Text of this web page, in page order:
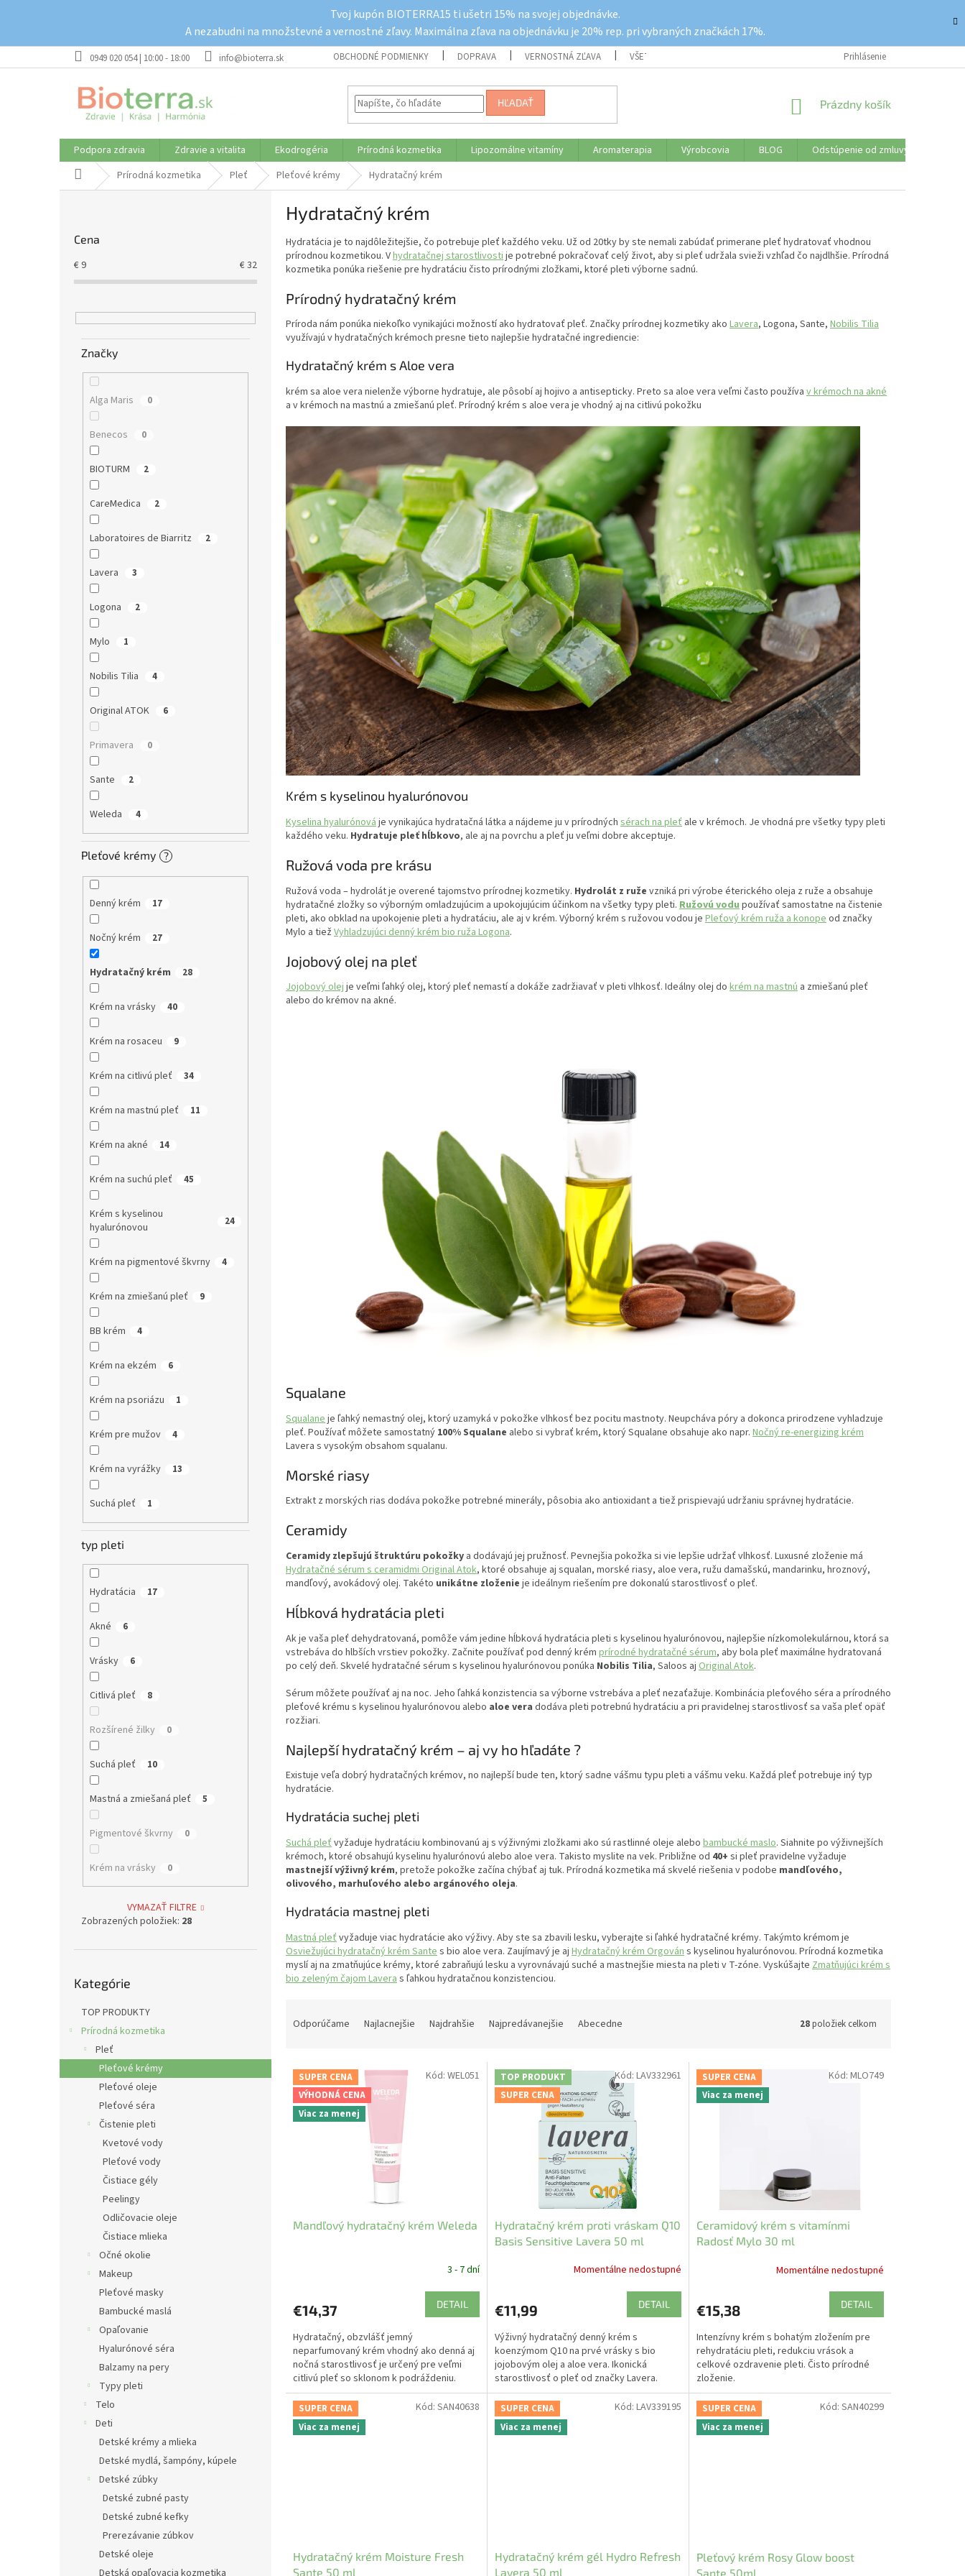
Tvoj kupón BIOTERRA15 ti ušetri 15% na svojej objednávke.
A nezabudni na množstevné a vernostné zľavy. Maximálna zľava na objednávku je 20% rep. pri vybraných značkách 17%.
0949 020 054 | 10:00 - 18:00 info@bioterra.sk OBCHODNÉ PODMIENKY DOPRAVA VERNOSTNÁ ZĽAVA VŠETKO O NÁKUPE VRÁTENIE TOVARU
Prihlásenie
HĽADAŤ
NÁKUPNÝ
Prázdny košík
Podpora zdravia Zdravie a vitalita Ekodrogéria Prírodná kozmetika Lipozomálne vitamíny Aromaterapia Výrobcovia BLOG Odstúpenie od zmluvy
DomovPrírodná kozmetika Pleť Pleťové krémy Hydratačný krém
Cena
€9 €32
Značky
Alga Maris 0
Benecos 0
BIOTURM 2
CareMedica 2
Laboratoires de Biarritz 2
Lavera 3
Logona 2
Mylo 1
Nobilis Tilia 4
Original ATOK 6
Primavera 0
Sante 2
Weleda 4
Pleťové krémy ?
Denný krém 17
Nočný krém 27
Hydratačný krém 28
Krém na vrásky 40
Krém na rosaceu 9
Krém na citlivú pleť 34
Krém na mastnú pleť 11
Krém na akné 14
Krém na suchú pleť 45
Krém s kyselinou
hyalurónovou
24
Krém na pigmentové škvrny 4
Krém na zmiešanú pleť 9
BB krém 4
Krém na ekzém 6
Krém na psoriázu 1
Krém pre mužov 4
Krém na vyrážky 13
Suchá pleť 1
typ pleti
Hydratácia 17
Akné 6
Vrásky 6
Citlivá pleť 8
Rozšírené žilky 0
Suchá pleť 10
Mastná a zmiešaná pleť 5
Pigmentové škvrny 0
Krém na vrásky 0
VYMAZAŤ FILTRE
Zobrazených položiek: 28
kategórie
Kategórie
TOP PRODUKTY
Prírodná kozmetika
Pleť
Pleťové krémy
Pleťové oleje
Pleťové séra
Čistenie pleti
Kvetové vody
Pleťové vody
Čistiace gély
Peelingy
Odličovacie oleje
Čistiace mlieka
Očné okolie
Makeup
Pleťové masky
Bambucké maslá
Opaľovanie
Hyalurónové séra
Balzamy na pery
Typy pleti
Telo
Deti
Detské krémy a mlieka
Detské mydlá, šampóny, kúpele
Detské zúbky
Detské zubné pasty
Detské zubné kefky
Prerezávanie zúbkov
Detské oleje
Hydratačný krém
Hydratácia je to najdôležitejšie, čo potrebuje pleť každého veku. Už od 20tky by ste nemali zabúdať primerane pleť hydratovať vhodnou
prírodnou kozmetikou. Vhydratačnej starostlivosti je potrebné pokračovať celý život, aby si pleť udržala svieži vzhľad čo najdlhšie. Prírodná
kozmetika ponúka riešenie pre hydratáciu čisto prírodnými zložkami, ktoré pleti výborne sadnú.
Prírodný hydratačný krém
Príroda nám ponúka niekoľko vynikajúci možností ako hydratovať pleť. Značky prírodnej kozmetiky ako Lavera, Logona, Sante, Nobilis Tilia
využívajú v hydratačných krémoch presne tieto najlepšie hydratačné ingrediencie:
Hydratačný krém s Aloe vera
krém sa aloe vera nielenže výborne hydratuje, ale pôsobí aj hojivo a antisepticky. Preto sa aloe vera veľmi často používa v krémoch na akné
a v krémoch na mastnú a zmiešanú pleť. Prírodný krém s aloe vera je vhodný aj na citlivú pokožku
Krém s kyselinou hyalurónovou
Kyselina hyalurónováje vynikajúca hydratačná látka a nájdeme ju v prírodných sérach na pleť ale v krémoch. Je vhodná pre všetky typy pleti
každého veku. Hydratuje pleť hĺbkovo, ale aj na povrchu a pleť ju veľmi dobre akceptuje.
Ružová voda pre krásu
Ružová voda – hydrolát je overené tajomstvo prírodnej kozmetiky. Hydrolát z ruže vzniká pri výrobe éterického oleja z ruže a obsahuje
hydratačné zložky so výborným omladzujúcim a upokojujúcim účinkom na všetky typy pleti. Ružovú vodu používať samostatne na čistenie
pleti, ako obklad na upokojenie pleti a hydratáciu, ale aj v krém. Výborný krém s ružovou vodou je Pleťový krém ruža a konope od značky
Mylo a tiež Vyhladzujúci denný krém bio ruža Logona.
Jojobový olej na pleť
Jojobový olej je veľmi ľahký olej, ktorý pleť nemastí a dokáže zadržiavať v pleti vlhkosť. Ideálny olej do krém na mastnú a zmiešanú pleť
alebo do krémov na akné.
Squalane
Squalane je ľahký nemastný olej, ktorý uzamyká v pokožke vlhkosť bez pocitu mastnoty. Neupcháva póry a dokonca prirodzene vyhladzuje
pleť. Používať môžete samostatný 100% Squalane alebo si vybrať krém, ktorý Squalane obsahuje ako napr. Nočný re-energizing krém
Lavera s vysokým obsahom squalanu.
Morské riasy
Extrakt z morských rias dodáva pokožke potrebné minerály, pôsobia ako antioxidant a tiež prispievajú udržaniu správnej hydratácie.
Ceramidy
Ceramidy zlepšujú štruktúru pokožky a dodávajú jej pružnosť. Pevnejšia pokožka si vie lepšie udržať vlhkosť. Luxusné zloženie má
Hydratačné sérum s ceramidmi Original Atok, ktoré obsahuje aj squalan, morské riasy, aloe vera, ružu damašskú, mandarinku, hroznový,
mandľový, avokádový olej. Takéto unikátne zloženie je ideálnym riešením pre dokonalú starostlivosť o pleť.
Hĺbková hydratácia pleti
Ak je vaša pleť dehydratovaná, pomôže vám jedine hĺbková hydratácia pleti s kyselinou hyalurónovou, najlepšie nízkomolekulárnou, ktorá sa
vstrebáva do hlbších vrstiev pokožky. Začnite používať pod denný krém prírodné hydratačné sérum, aby bola pleť maximálne hydratovaná
po celý deň. Skvelé hydratačné sérum s kyselinou hyalurónovou ponúka Nobilis Tilia, Saloos aj Original Atok.
Sérum môžete používať aj na noc. Jeho ľahká konzistencia sa výborne vstrebáva a pleť nezaťažuje. Kombinácia pleťového séra a prírodného
pleťové krému s kyselinou hyalurónovou alebo aloe vera dodáva pleti potrebnú hydratáciu a pri pravidelnej starostlivosť sa vaša pleť opäť
rozžiari.
Najlepší hydratačný krém – aj vy ho hľadáte ?
Existuje veľa dobrý hydratačných krémov, no najlepší bude ten, ktorý sadne vášmu typu pleti a vášmu veku. Každá pleť potrebuje iný typ
hydratácie.
Hydratácia suchej pleti
Suchá pleťvyžaduje hydratáciu kombinovanú aj s výživnými zložkami ako sú rastlinné oleje alebo bambucké maslo. Siahnite po výživnejších
krémoch, ktoré obsahujú kyselinu hyalurónovú alebo aloe vera. Takisto myslite na vek. Približne od 40+ si pleť pravidelne vyžaduje
mastnejší výživný krém, pretože pokožke začína chýbať aj tuk. Prírodná kozmetika má skvelé riešenia v podobe mandľového,
olivového, marhuľového alebo argánového oleja.
Hydratácia mastnej pleti
Mastná pleťvyžaduje viac hydratácie ako výživy. Aby ste sa zbavili lesku, vyberajte si ľahké hydratačné krémy. Takýmto krémom je
Osviežujúci hydratačný krém Santes bio aloe vera. Zaujímavý je aj Hydratačný krém Orgováns kyselinou hyalurónovou. Prírodná kozmetika
myslí aj na zmatňujúce krémy, ktoré zabraňujú lesku a vyrovnávajú suché a mastnejšie miesta na pleti v T-zóne. Vyskúšajte Zmatňujúci krém s
bio zeleným čajom Laveras ľahkou hydratačnou konzistenciou.
n
p
Odporúčame Najlacnejšie Najdrahšie Najpredávanejšie Abecedne 28položiek celkom
V
p
SUPER CENA
VÝHODNÁ CENA
Viac za menej
Mandľový hydratačný krém Weleda
3 - 7 dní
€14,37 DETAIL
Hydratačný, obzvlášť jemný
neparfumovaný krém vhodný ako denná aj
nočná starostlivosť je určený pre veľmi
citlivú pleť so sklonom k podráždeniu.
Kód: WEL051
TOP PRODUKT
SUPER CENA
Hydratačný krém proti vráskam Q10
Basis Sensitive Lavera 50 ml
Momentálne nedostupné
€11,99 DETAIL
Výživný hydratačný denný krém s
koenzýmom Q10 na prvé vrásky s bio
jojobovým olej a aloe vera. Ikonická
starostlivosť o pleť od značky Lavera.
Kód: LAV332961
SUPER CENA
Viac za menej
Ceramidový krém s vitamínmi
Radosť Mylo 30 ml
Momentálne nedostupné
€15,38 DETAIL
Intenzívny krém s bohatým zložením pre
rehydratáciu pleti, redukciu vrások a
celkové ozdravenie pleti. Čisto prírodné
zloženie.
Kód: MLO749
SUPER CENA
Viac za menej
Hydratačný krém Moisture Fresh
Sante 50 ml
Kód: SAN40638
SUPER CENA
Viac za menej
Hydratačný krém gél Hydro Refresh
Lavera 50 ml
Kód: LAV339195
SUPER CENA
Viac za menej
Pleťový krém Rosy Glow boost
Sante 50ml
Kód: SAN40299